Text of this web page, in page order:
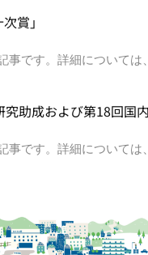
賞」
事です。詳細については
助成および第18回国
事です。詳細については